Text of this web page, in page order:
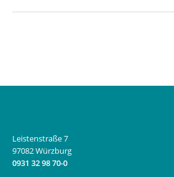
Leistenstraße 7
97082 Würzburg
0931 32 98 70-0